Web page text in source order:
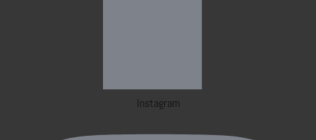
Instagram